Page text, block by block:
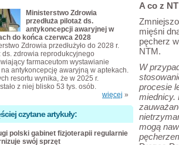
A co z
mięśni
pęcherz
NTM.
W
procesie
miednicy.
mogą
Ministerstwo Zdrowia
przedłuża pilotaż ds.
antykoncepcji awaryjnej w
do końca czerwca 2028
Zdrowia przedłużyło do 2028 r.
ds. zdrowia reprodukcyjnego
farmaceutom wystawianie
antykoncepcję awaryjną w aptekach.
resortu wynika, że w 2025 r.
z niej blisko 53 tys. osób.
więcej »
czytane artykuły:
polski gabinet fizjoterapii regularnie
swój sprzęt